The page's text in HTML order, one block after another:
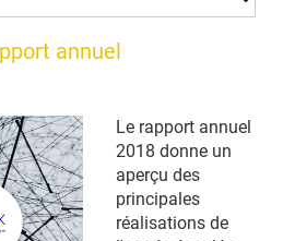
annuel
Le rapport annuel
2018 donne un
aperçu des
principales
réalisations de